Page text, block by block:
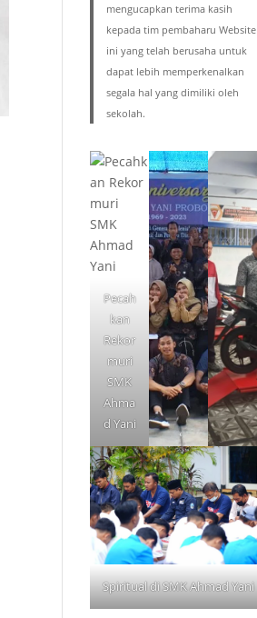
mengucapkan terima kasih
kepada tim pembaharu Website
ini yang telah berusaha untuk
dapat lebih memperkenalkan
segala hal yang dimiliki oleh
sekolah.
Pecah
kan
Rekor
muri
SMK
Ahma
d Yani
Spiritual di SMK Ahmad Yani